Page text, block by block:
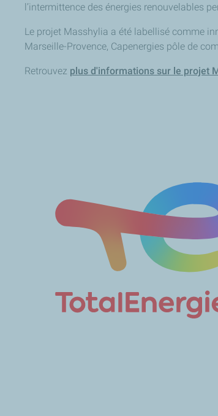
l’intermittence des énergies renouvelables
Le projet Masshylia a été labellisé comme
Marseille-Provence, Capenergies pôle de
Retrouvez plus d'informations sur le projet